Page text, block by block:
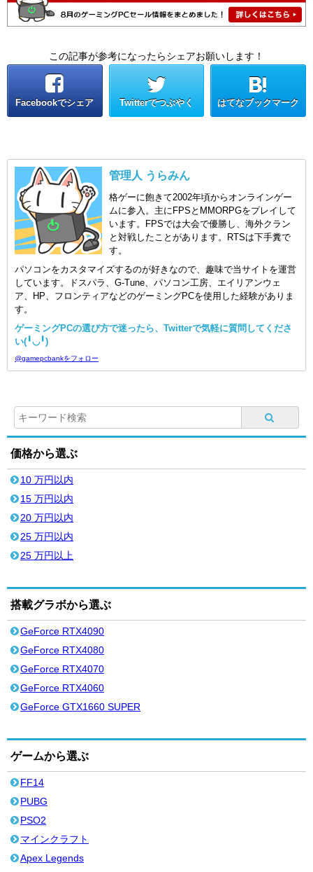
この記事が参考になったらシェアお願いします！
Facebookでシェア Twitterでつぶやく はてなブックマーク
管理人 うらみん
格ゲーに飽きて2002年頃からオンラインゲー
ムに参入。主にFPSとMMORPGをプレイして
います。FPSでは大会で優勝し、海外クラン
と対戦したことがあります。RTSは下手糞で
す。
パソコンをカスタマイズするのが好きなので、趣味で当サイトを運営
しています。ドスパラ、G-Tune、パソコン工房、エイリアンウェ
ア、HP、フロンティアなどのゲーミングPCを使用した経験がありま
す。
ゲーミングPCの選び方で迷ったら、Twitterで気軽に質問してくださ
い(╹◡╹)
@gamepcbankをフォロー
価格から選ぶ
10 万円以内
15 万円以内
20 万円以内
25 万円以内
25 万円以上
搭載グラボから選ぶ
GeForce RTX4090
GeForce RTX4080
GeForce RTX4070
GeForce RTX4060
GeForce GTX1660 SUPER
ゲームから選ぶ
FF14
PUBG
PSO2
マインクラフト
Apex Legends